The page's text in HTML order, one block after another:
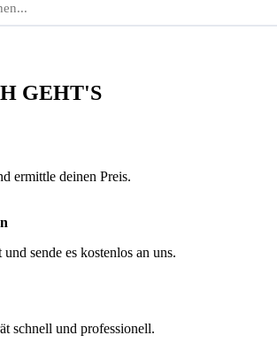
GEHT'S
ermittle deinen Preis.
sende es kostenlos an uns.
schnell und professionell.